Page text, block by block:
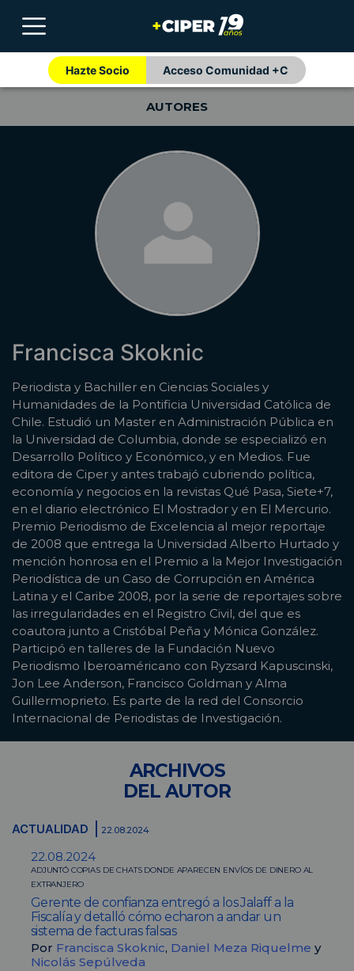
Hazte Socio Acceso Comunidad +C
AUTORES
Francisca Skoknic
Periodista y Bachiller en Ciencias Sociales y
Humanidades de la Pontificia Universidad Católica de
Chile. Estudió un Master en Administración Pública en
la Universidad de Columbia, donde se especializó en
Desarrollo Político y Económico, y en Medios. Fue
editora de Ciper y antes trabajó cubriendo política,
economía y negocios en la revistas Qué Pasa, Siete+7,
en el diario electrónico El Mostrador y en El Mercurio.
Premio Periodismo de Excelencia al mejor reportaje
de 2008 que entrega la Universidad Alberto Hurtado y
mención honrosa en el Premio a la Mejor Investigación
Periodística de un Caso de Corrupción en América
Latina y el Caribe 2008, por la serie de reportajes sobre
las irregularidades en el Registro Civil, del que es
coautora junto a Cristóbal Peña y Mónica González.
Participó en talleres de la Fundación Nuevo
Periodismo Iberoaméricano con Ryzsard Kapuscinski,
Jon Lee Anderson, Francisco Goldman y Alma
Guillermoprieto. Es parte de la red del Consorcio
Internacional de Periodistas de Investigación.
ARCHIVOS
DEL AUTOR
ACTUALIDAD 22.08.2024
22.08.2024
ADJUNTÓ COPIAS DE CHATS DONDE APARECEN ENVÍOS DE DINERO AL
EXTRANJERO
Gerente de confianza entregó a los Jalaff a la
Fiscalía y detalló cómo echaron a andar un
sistema de facturas falsas
Por Francisca Skoknic, Daniel Meza Riquelme y
Nicolás Sepúlveda